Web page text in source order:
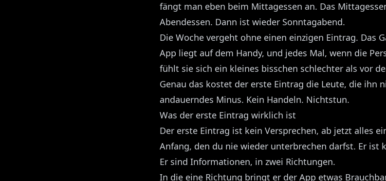
fängt man eben beim Mittagessen an. Das
Abendessen. Dann ist wieder Sonntagabend.
Die Woche vergeht ohne einen einzigen Eintrag. Das
App liegt auf dem Handy, und jedes Mal, wenn die
fühlt sie sich ein kleines bisschen schlechter als vor
Genau das kostet der erste Eintrag die Leute, die ihn
andauerndes Minus. Kein Handeln. Nichtstun.
Was der erste Eintrag wirklich ist
Der erste Eintrag ist kein Versprechen, ab jetzt alles
Anfang, den du nie wieder unterbrechen darfst. Er ist
Er sind Informationen, in zwei Richtungen.
In die eine Richtung bringt er der App etwas